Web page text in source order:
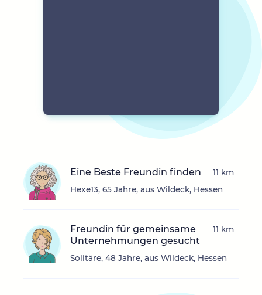
Eine Beste Freundin finden
Hexe13, 65 Jahre, aus Wildeck, Hessen
11 km
Freundin für gemeinsame
Unternehmungen gesucht
Solitäre, 48 Jahre, aus Wildeck, Hessen
11 km